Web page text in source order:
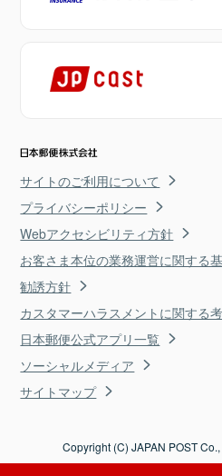
サイトのご利用について
プライバシーポリシー
Webアクセシビリティ方針
お客さま本位の業務運営に関する
勧誘方針
カスタマーハラスメントに関する
日本郵便公式アプリ一覧
ソーシャルメディア
サイトマップ
Copyright (C) JAPAN POST